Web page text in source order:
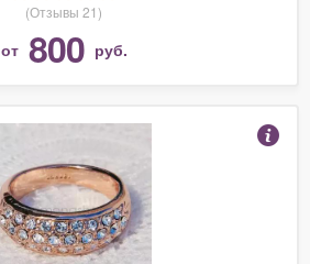
(Отзывы 21)
от 800 руб.